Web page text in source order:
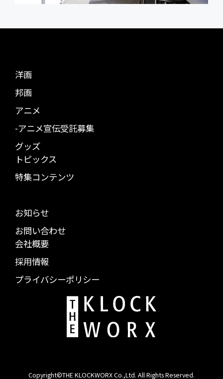
洋画
邦画
アニメ
-アニメ宣伝受託募集
グッズ
トピックス
特集コンテンツ
お知らせ
お問い合わせ
会社概要
採用情報
プライバシーポリシー
Copyright©THE KLOCKWORX Co.,Ltd. All Rights Reserved.